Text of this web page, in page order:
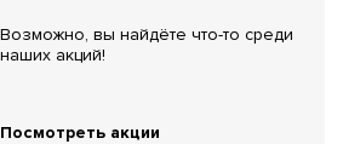
Возможно, вы найдёте что-то среди
наших акций!
Посмотреть акции